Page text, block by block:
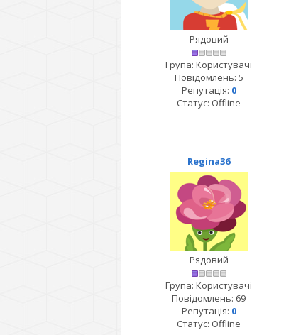
Рядовий
Група: Користувачі
Повідомлень: 5
Репутація: 0
Статус: Offline
Regina36
Рядовий
Група: Користувачі
Повідомлень: 69
Репутація: 0
Статус: Offline